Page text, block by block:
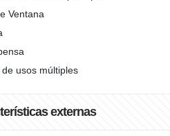
Ventana
de usos múltiples
externas